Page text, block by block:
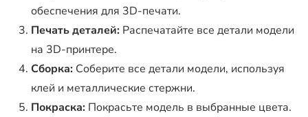
обеспечения для 3D-печати.
Печать деталей: Распечатайте все детали модели
на 3D-принтере.
Сборка: Соберите все детали модели, используя
клей и металлические стержни.
Покраска: Покрасьте модель в выбранные цвета.